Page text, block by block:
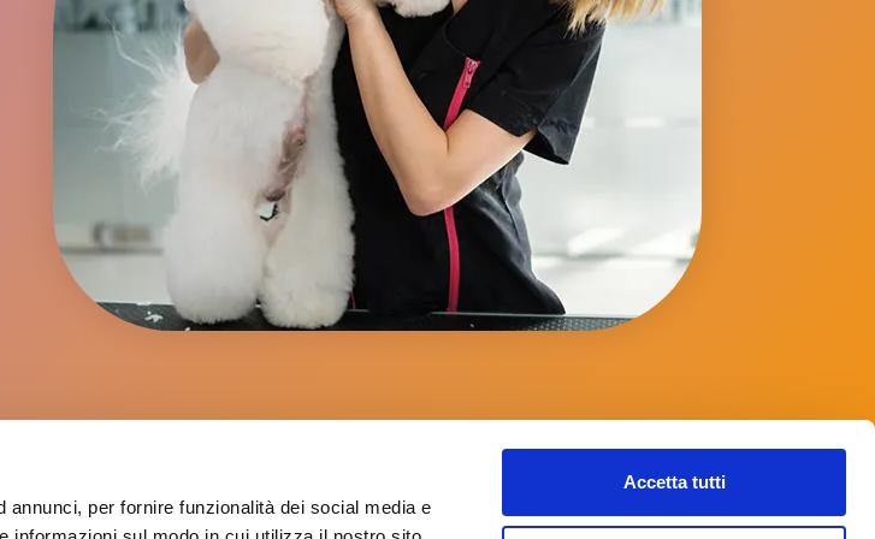
per fornire funzionalità dei social media e
Accetta tutti
Alla Newsletter Per Rimanere Informato Su Tutte Le